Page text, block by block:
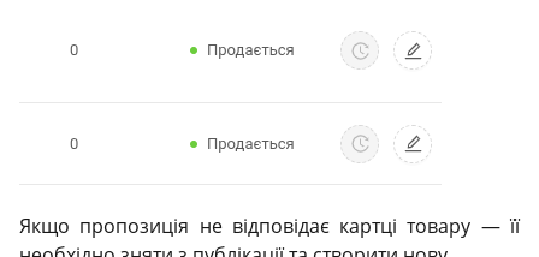
Якщо пропозиція не відповідає картці товару — її